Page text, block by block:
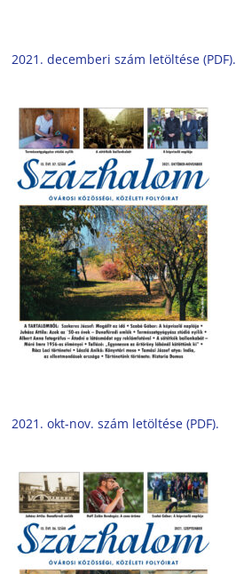
2021. decemberi szám letöltése (PDF).
2021. okt-nov. szám letöltése (PDF).